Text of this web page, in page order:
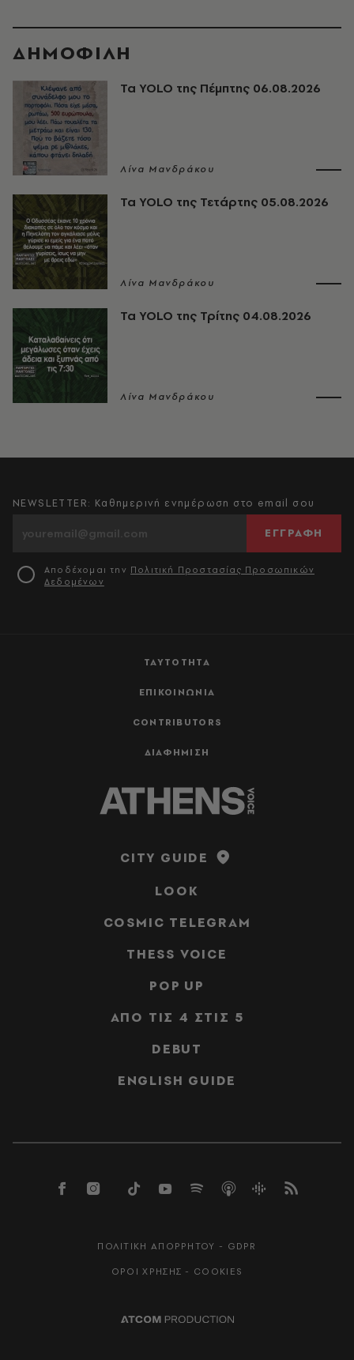
ΔΗΜΟΦΙΛΗ
Τα YOLO της Πέμπτης 06.08.2026
Λίνα Μανδράκου
Τα YOLO της Τετάρτης 05.08.2026
Λίνα Μανδράκου
Τα YOLO της Τρίτης 04.08.2026
Λίνα Μανδράκου
ΤΑΥΤΟΤΗΤΑ
ΕΠΙΚΟΙΝΩΝΙΑ
CONTRIBUTORS
ΔΙΑΦΗΜΙΣΗ
NEWSLETTER: Καθημερινή ενημέρωση στο email σου
ΕΓΓΡΑΦΗ
Αποδέχομαι την Πολιτική Προστασίας Προσωπικών
Δεδομένων
CITY GUIDE
LOOK
COSMIC TELEGRAM
THESS VOICE
POP UP
ΑΠΟ ΤΙΣ 4 ΣΤΙΣ 5
DEBUT
ENGLISH GUIDE
ΠΟΛΙΤΙΚΗ ΑΠΟΡΡΗΤΟΥ - GDPR
ΟΡΟΙ ΧΡΗΣΗΣ - COOKIES